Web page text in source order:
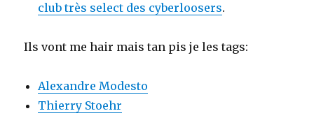
club très select des cyberloosers.
Ils vont me hair mais tan pis je les tags:
Alexandre Modesto
Thierry Stoehr